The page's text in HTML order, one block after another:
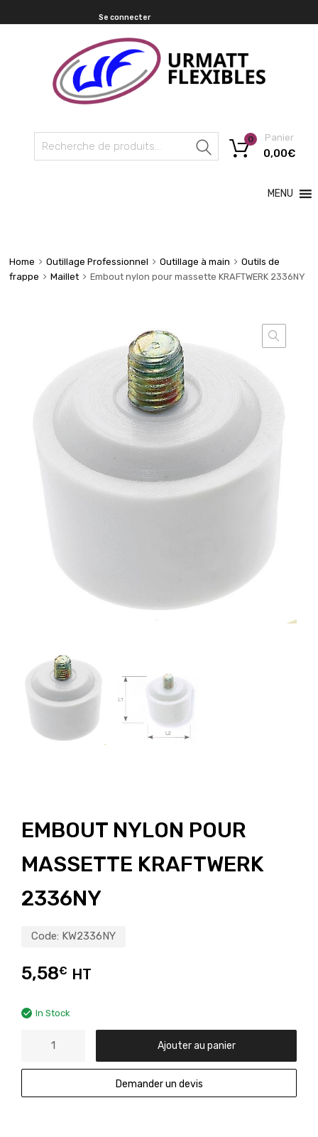
Se connecter
Recherche
Panier
0,00€
0
MENU
Home Outillage Professionnel Outillage à main
Outils de
frappe
Maillet Embout nylon pour massette KRAFTWERK 2336NY
EMBOUT NYLON POUR
MASSETTE KRAFTWERK
2336NY
Code: KW2336NY
5,58€ HT
In Stock
Ajouter au panier
Demander un devis